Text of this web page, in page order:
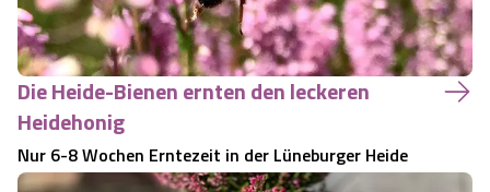
Die Heide-Bienen ernten den leckeren
Heidehonig
Nur 6-8 Wochen Erntezeit in der Lüneburger Heide